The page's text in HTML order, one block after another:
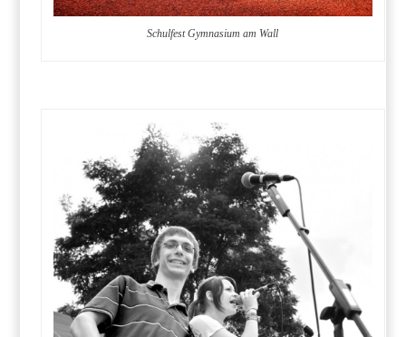
Schulfest Gymnasium am Wall